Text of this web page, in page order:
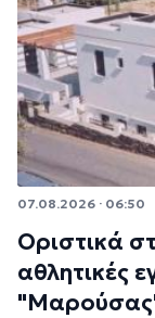
07.08.2026 · 06:50
Οριστικά
αθλητικές